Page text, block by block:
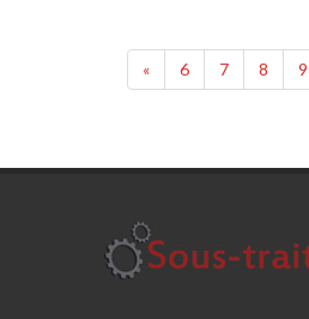
« 6 7 8 9